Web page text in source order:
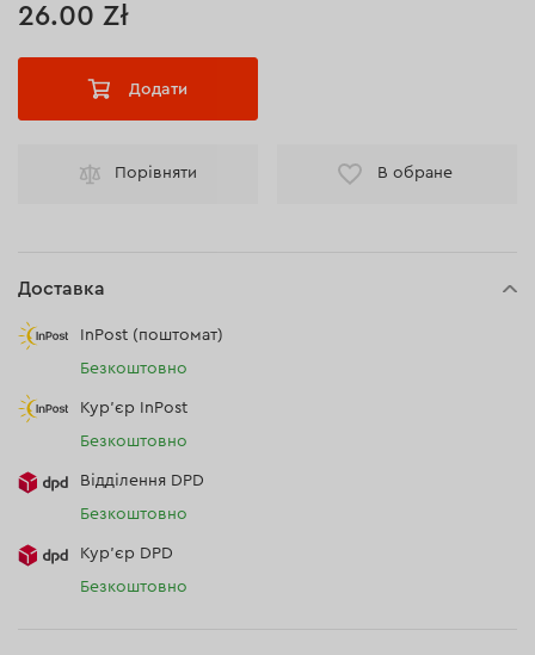
26.00 Zł
Додати
Порівняти В обране
Доставка
InPost (поштомат)
Безкоштовно
Кур'єр InPost
Безкоштовно
Відділення DPD
Безкоштовно
Кур’єр DPD
Безкоштовно